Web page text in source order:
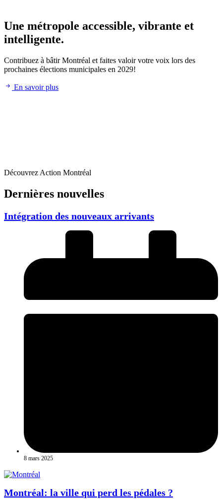
Une métropole accessible, vibrante et
intelligente.
Contribuez à bâtir Montréal et faites valoir votre voix lors des
prochaines élections municipales en 2029!
En savoir plus
Découvrez Action Montréal
Dernières nouvelles
Intégration des nouveaux arrivants
8 mars 2025
Montréal: la ville qui perd les pédales ?